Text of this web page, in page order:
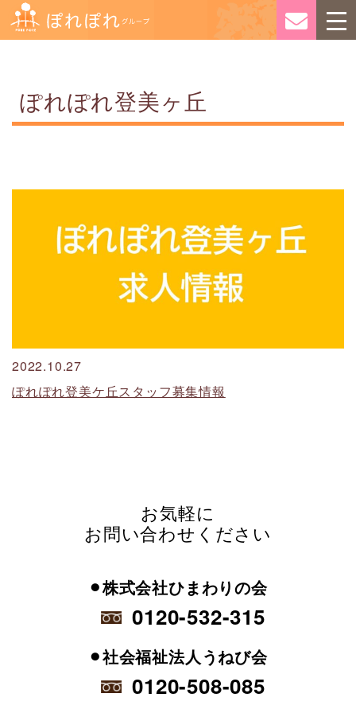
ぽれぽれ登美ヶ丘
2022.10.27
ぽれぽれ登美ケ丘スタッフ募集情報
お気軽に
お問い合わせください
⚫︎株式会社ひまわりの会
0120-532-315
⚫︎社会福祉法人うねび会
0120-508-085